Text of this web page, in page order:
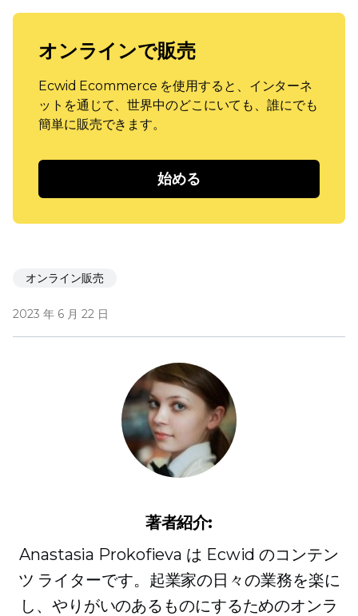
オンラインで販売
Ecwid Ecommerce を使用すると、インターネ
ットを通じて、世界中のどこにいても、誰にでも
簡単に販売できます。
始める
オンライン販売
2023 年 6 月 22 日
著者紹介:
Anastasia Prokofieva は Ecwid のコンテン
ツ ライターです。起業家の日々の業務を楽に
し、やりがいのあるものにするためのオンラ